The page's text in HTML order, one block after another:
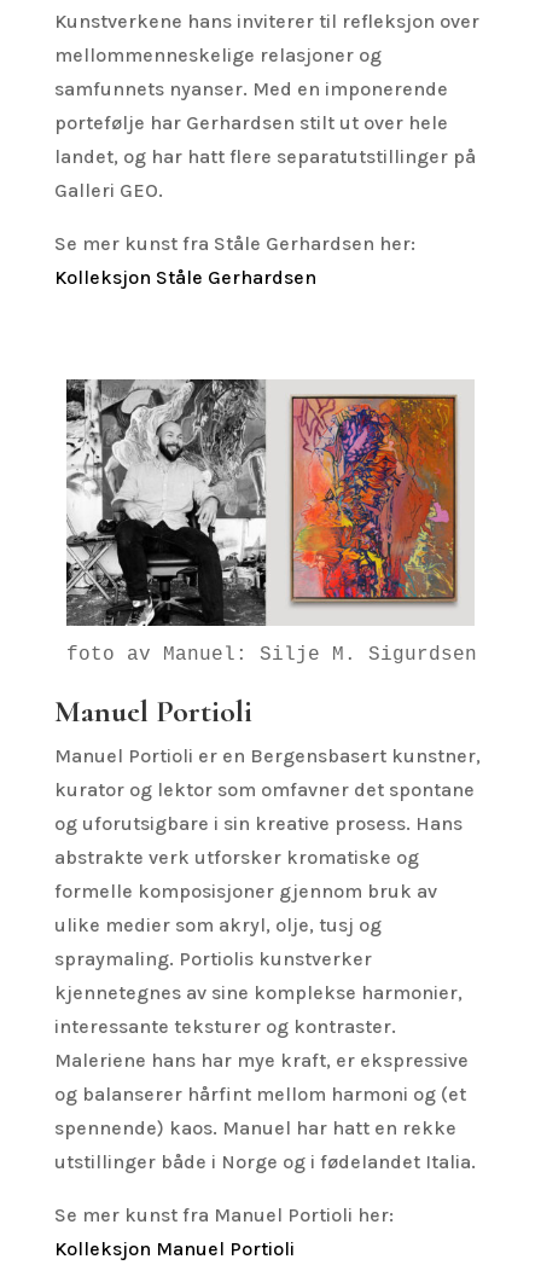
Kunstverkene hans inviterer til refleksjon over
mellommenneskelige relasjoner og
samfunnets nyanser. Med en imponerende
portefølje har Gerhardsen stilt ut over hele
landet, og har hatt flere separatutstillinger på
Galleri GEO.
Se mer kunst fra Ståle Gerhardsen her:
Kolleksjon Ståle Gerhardsen
Manuel Portioli
Manuel Portioli er en Bergensbasert kunstner,
kurator og lektor som omfavner det spontane
og uforutsigbare i sin kreative prosess. Hans
abstrakte verk utforsker kromatiske og
formelle komposisjoner gjennom bruk av
ulike medier som akryl, olje, tusj og
spraymaling. Portiolis kunstverker
kjennetegnes av sine komplekse harmonier,
interessante teksturer og kontraster.
Maleriene hans har mye kraft, er ekspressive
og balanserer hårfint mellom harmoni og (et
spennende) kaos. Manuel har hatt en rekke
utstillinger både i Norge og i fødelandet Italia.
Se mer kunst fra Manuel Portioli her:
Kolleksjon Manuel Portioli